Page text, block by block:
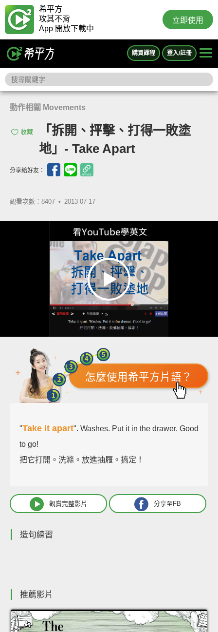
希平方
攻其不背
App 開放下載中
立即使用
購買課程 登入/註冊
動作相關 Movements
收藏
「拆開、抨擊、打得一敗塗
地」- Take Apart
分享給好友：
觀看次數：8407 • 2013-07-17
怎麼使用希平方片語？
"Take it apart". Washes. Put it in the drawer. Good
to go!
把它打開。洗滌。放進抽屜。搞定！
觀賞完整影片 分享至FB
造句練習
推薦影片